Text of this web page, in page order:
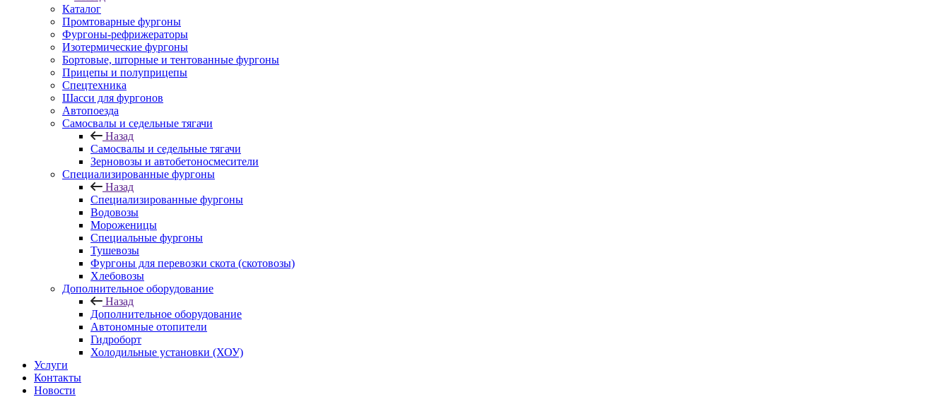
Каталог
Промтоварные фургоны
Фургоны-рефрижераторы
Изотермические фургоны
Бортовые, шторные и тентованные фургоны
Прицепы и полуприцепы
Спецтехника
Шасси для фургонов
Автопоезда
Самосвалы и седельные тягачи
Назад
Самосвалы и седельные тягачи
Зерновозы и автобетоносмесители
Специализированные фургоны
Назад
Специализированные фургоны
Водовозы
Мороженицы
Специальные фургоны
Тушевозы
Фургоны для перевозки скота (скотовозы)
Хлебовозы
Дополнительное оборудование
Назад
Дополнительное оборудование
Автономные отопители
Гидроборт
Холодильные установки (ХОУ)
Услуги
Контакты
Новости